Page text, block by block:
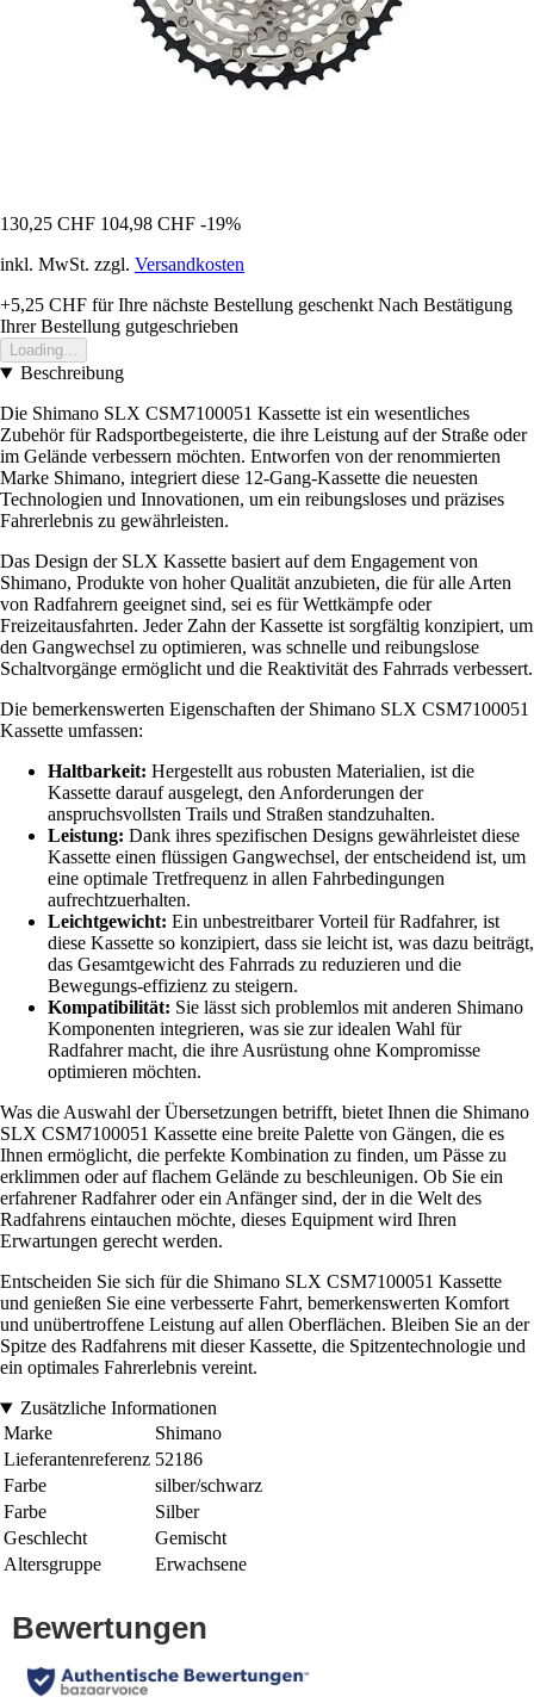
130,25 CHF 104,98 CHF -19%
inkl. MwSt. zzgl. Versandkosten
+5,25 CHF für Ihre nächste Bestellung geschenkt Nach Bestätigung
Ihrer Bestellung gutgeschrieben
Loading...
Beschreibung
Die Shimano SLX CSM7100051 Kassette ist ein wesentliches
Zubehör für Radsportbegeisterte, die ihre Leistung auf der Straße oder
im Gelände verbessern möchten. Entworfen von der renommierten
Marke Shimano, integriert diese 12-Gang-Kassette die neuesten
Technologien und Innovationen, um ein reibungsloses und präzises
Fahrerlebnis zu gewährleisten.
Das Design der SLX Kassette basiert auf dem Engagement von
Shimano, Produkte von hoher Qualität anzubieten, die für alle Arten
von Radfahrern geeignet sind, sei es für Wettkämpfe oder
Freizeitausfahrten. Jeder Zahn der Kassette ist sorgfältig konzipiert, um
den Gangwechsel zu optimieren, was schnelle und reibungslose
Schaltvorgänge ermöglicht und die Reaktivität des Fahrrads verbessert.
Die bemerkenswerten Eigenschaften der Shimano SLX CSM7100051
Kassette umfassen:
Haltbarkeit: Hergestellt aus robusten Materialien, ist die
Kassette darauf ausgelegt, den Anforderungen der
anspruchsvollsten Trails und Straßen standzuhalten.
Leistung: Dank ihres spezifischen Designs gewährleistet diese
Kassette einen flüssigen Gangwechsel, der entscheidend ist, um
eine optimale Tretfrequenz in allen Fahrbedingungen
aufrechtzuerhalten.
Leichtgewicht: Ein unbestreitbarer Vorteil für Radfahrer, ist
diese Kassette so konzipiert, dass sie leicht ist, was dazu beiträgt,
das Gesamtgewicht des Fahrrads zu reduzieren und die
Bewegungs-effizienz zu steigern.
Kompatibilität: Sie lässt sich problemlos mit anderen Shimano
Komponenten integrieren, was sie zur idealen Wahl für
Radfahrer macht, die ihre Ausrüstung ohne Kompromisse
optimieren möchten.
Was die Auswahl der Übersetzungen betrifft, bietet Ihnen die Shimano
SLX CSM7100051 Kassette eine breite Palette von Gängen, die es
Ihnen ermöglicht, die perfekte Kombination zu finden, um Pässe zu
erklimmen oder auf flachem Gelände zu beschleunigen. Ob Sie ein
erfahrener Radfahrer oder ein Anfänger sind, der in die Welt des
Radfahrens eintauchen möchte, dieses Equipment wird Ihren
Erwartungen gerecht werden.
Entscheiden Sie sich für die Shimano SLX CSM7100051 Kassette
und genießen Sie eine verbesserte Fahrt, bemerkenswerten Komfort
und unübertroffene Leistung auf allen Oberflächen. Bleiben Sie an der
Spitze des Radfahrens mit dieser Kassette, die Spitzentechnologie und
ein optimales Fahrerlebnis vereint.
Zusätzliche Informationen
Marke
Shimano
Lieferantenreferenz 52186
Farbe
silber/schwarz
Farbe
Silber
Geschlecht
Gemischt
Altersgruppe
Erwachsene